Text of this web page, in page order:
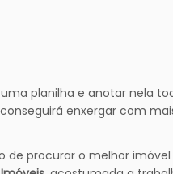
planilha e anotar nela
enxergar com
de procurar o melhor